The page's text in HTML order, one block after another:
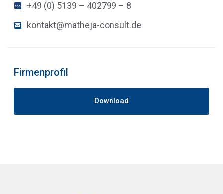
+49 (0) 5139 – 402799 – 8
kontakt@matheja-consult.de
Firmenprofil
Download